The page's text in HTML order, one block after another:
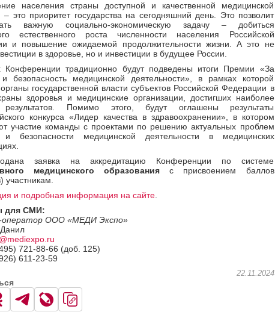
населения страны доступной и качественной медицинской
это приоритет государства на сегодняшний день. Это позволит
важную социально-экономическую задачу – добиться
естественного роста численности населения Российской
и повышение ожидаемой продолжительности жизни. А это не
в здоровье, но и инвестиции в будущее России.
Конференции традиционно будут подведены итоги Премии «За
и безопасность медицинской деятельности», в рамках которой
государственной власти субъектов Российской Федерации в
здоровья и медицинские организации, достигших наиболее
результатов. Помимо этого, будут оглашены результаты
конкурса «Лидер качества в здравоохранении», в котором
участие команды с проектами по решению актуальных проблем
и безопасности медицинской деятельности в медицинских
заявка на аккредитацию Конференции по системе
медицинского образованияс присвоением баллов
участникам.
и подробная информация на сайте.
для СМИ:
оператор ООО «МЕДИ Экспо»
721-88-66 (доб. 125)
611-23-59
22.11.2024